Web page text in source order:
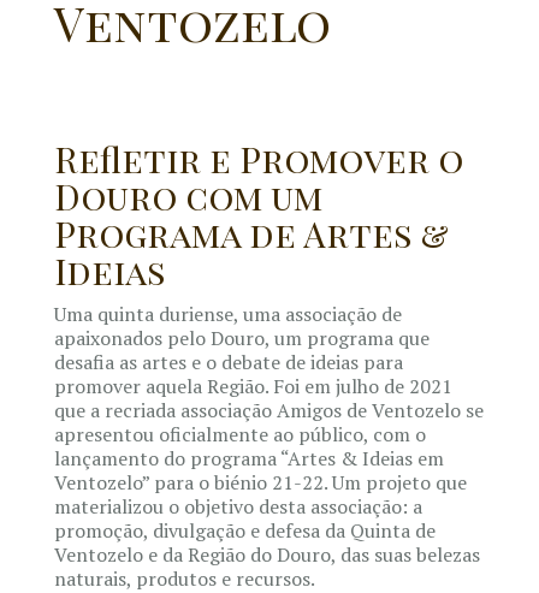
Ventozelo
Refletir e Promover o
Douro com um
Programa de Artes &
Ideias
Uma quinta duriense, uma associação de
apaixonados pelo Douro, um programa que
desafia as artes e o debate de ideias para
promover aquela Região. Foi em julho de 2021
que a recriada associação Amigos de Ventozelo se
apresentou oficialmente ao público, com o
lançamento do programa “Artes & Ideias em
Ventozelo” para o biénio 21-22. Um projeto que
materializou o objetivo desta associação: a
promoção, divulgação e defesa da Quinta de
Ventozelo e da Região do Douro, das suas belezas
naturais, produtos e recursos.